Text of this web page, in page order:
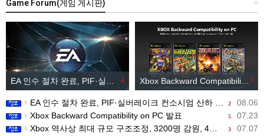
+
Game Forum(게임 게시판)
2
EA 인수 절차 완료, PIF·실버레이크 컨소시엄 산하 편입 5
Xbox Backward Compatibility on PC 발표
2 08.06
EA 인수 절차 완료, PIF·실버레이크 컨소시엄 산하 편입
5 07.23
Xbox Backward Compatibility on PC 발표
3 07.07
Xbox 역사상 최대 규모 구조조정, 3200명 감원, 4개 스튜디오 분리